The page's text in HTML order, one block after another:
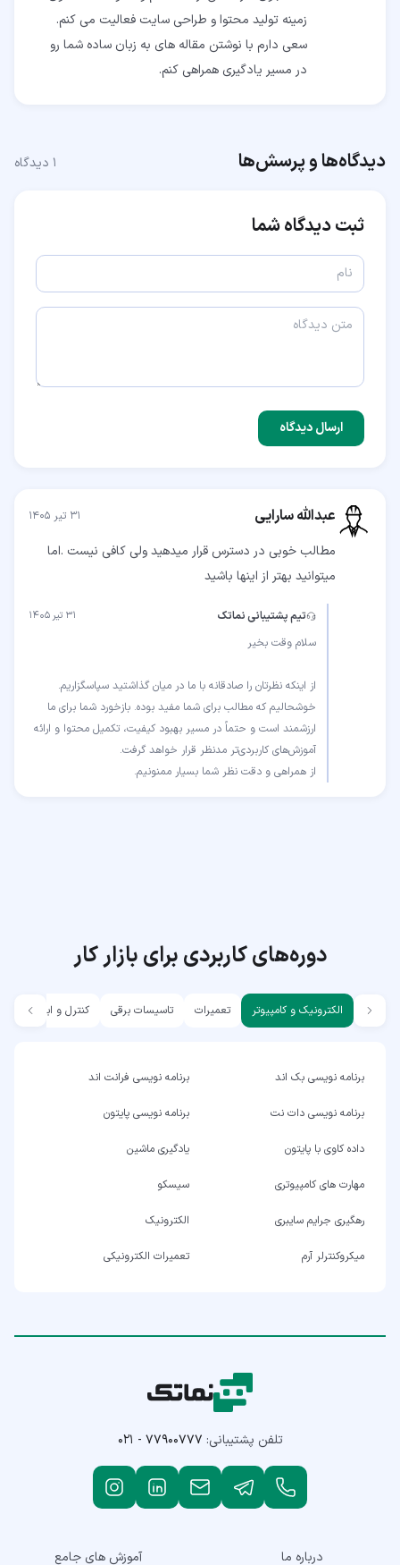
زمینه تولید محتوا و طراحی سایت فعالیت می کنم.
سعی دارم با نوشتن مقاله های به زبان ساده شما رو
در مسیر یادگیری همراهی کنم.
دیدگاه‌ها و پرسش‌ها ۱ دیدگاه
ثبت دیدگاه شما
ارسال دیدگاه
عبدالله سارایی ۳۱ تیر ۱۴۰۵
مطالب خوبی در دسترس قرار میدهید ولی کافی نیست .اما
میتوانید بهتر از اینها باشید
تیم پشتیبانی نماتک ۳۱ تیر ۱۴۰۵
از اینکه نظرتان را صادقانه با ما در میان گذاشتید سپاسگزاریم.
خوشحالیم که مطالب برای شما مفید بوده. بازخورد شما برای ما
ارزشمند است و حتماً در مسیر بهبود کیفیت، تکمیل محتوا و ارائه
از همراهی و دقت نظر شما بسیار ممنونیم.
دوره‌های کاربردی برای بازار کار
الکترونیک و کامپیوتر تعمیرات تاسیسات برقی کنترل و ابزار دقیق
برنامه نویسی بک اند برنامه نویسی فرانت اند
برنامه نویسی دات نت برنامه نویسی پایتون
داده کاوی با پایتون یادگیری ماشین
مهارت های کامپیوتری سیسکو
رهگیری جرایم سایبری الکترونیک
میکروکنترلر آرم تعمیرات الکترونیکی
تلفن پشتیبانی: ۰۲۱ - ۷۷۹۰۰۷۷۷
درباره ما آموزش های جامع